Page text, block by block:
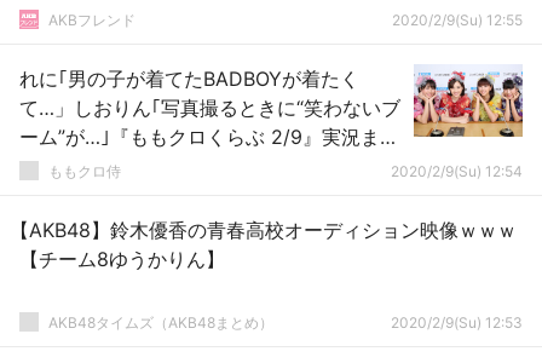
AKBフレンド 2020/2/9(Su) 12:55
れに｢男の子が着てたBADBOYが着たく
て…」しおりん｢写真撮るときに“笑わないブ
ーム”が…｣『ももクロくらぶ 2/9』実況まと
め！ももクロ侍 2020/2/9(Su) 12:54
【AKB48】鈴木優香の青春高校オーディション映像ｗｗｗ
【チーム8ゆうかりん】
AKB48タイムズ（AKB48まとめ） 2020/2/9(Su) 12:53